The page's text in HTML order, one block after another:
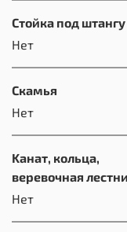
Стойка под штангу
Нет
Скамья
Нет
Kанат, кольца,
веревочная
Нет